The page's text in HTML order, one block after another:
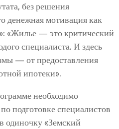
без решения
денежная мотивация как
«Жилье — это критический
специалиста. И здесь
— от предоставления
ипотеки».
необходимо
подготовке специалистов
одиночку «Земский